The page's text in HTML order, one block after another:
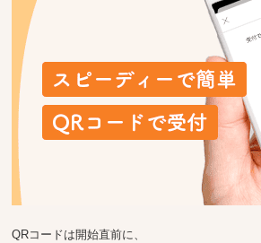
QRコードは開始直前に、